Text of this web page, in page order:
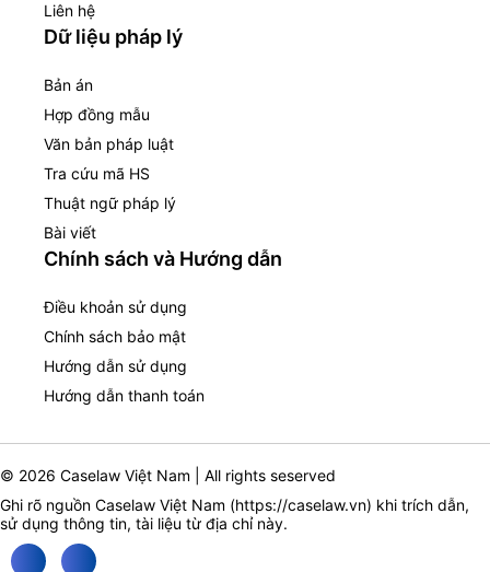
Liên hệ
Dữ liệu pháp lý
Bản án
Hợp đồng mẫu
Văn bản pháp luật
Tra cứu mã HS
Thuật ngữ pháp lý
Bài viết
Chính sách và Hướng dẫn
Điều khoản sử dụng
Chính sách bảo mật
Hướng dẫn sử dụng
Hướng dẫn thanh toán
© 2026 Caselaw Việt Nam | All rights seserved
Ghi rõ nguồn Caselaw Việt Nam (https://caselaw.vn) khi trích dẫn,
sử dụng thông tin, tài liệu từ địa chỉ này.